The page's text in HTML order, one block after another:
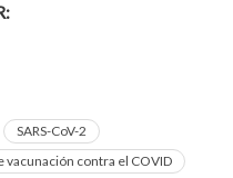
SARS-CoV-2
vacunación contra el COVID